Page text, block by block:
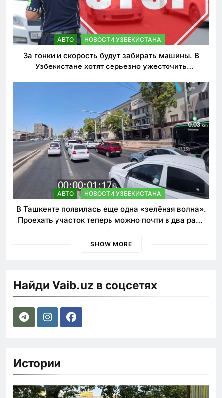
АВТО НОВОСТИ УЗБЕКИСТАНА
За гонки и скорость будут забирать машины. В
Узбекистане хотят серьезно ужесточить
АВТО НОВОСТИ УЗБЕКИСТАНА
В Ташкенте появилась еще одна «зелёная волна».
Проехать участок теперь можно почти в два раза
SHOW MORE
Найди Vaib.uz в соцсетях
Истории